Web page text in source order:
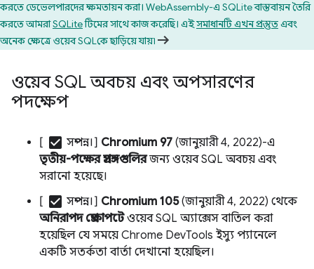
করতে ডেভেলপারদের ক্ষমতায়ন করা। WebAssembly-এ SQLite বাস্তবায়ন তৈরি
করতে আমরাSQLiteটিমের সাথে কাজ করেছি। এইসমাধানটি এখন প্রস্তুতএবং
অনেক ক্ষেত্রে ওয়েব SQLকে ছাড়িয়ে যায়৷
ওয়েব SQL অবচয় এবং অপসারণের
পদক্ষেপ
[ check_box সম্পন্ন।] Chromium 97 (জানুয়ারী 4, 2022)-এ
তৃতীয়-পক্ষের প্রসঙ্গগুলিরজন্য ওয়েব SQL অবচয় এবং
সরানো হয়েছে।
[ check_box সম্পন্ন।] Chromium 105(জানুয়ারী 4, 2022) থেকে
অনিরাপদ প্রেক্ষাপটেওয়েব SQL অ্যাক্সেস বাতিল করা
হয়েছিল যে সময়ে Chrome DevTools ইস্যু প্যানেলে
একটি সতর্কতা বার্তা দেখানো হয়েছিল।